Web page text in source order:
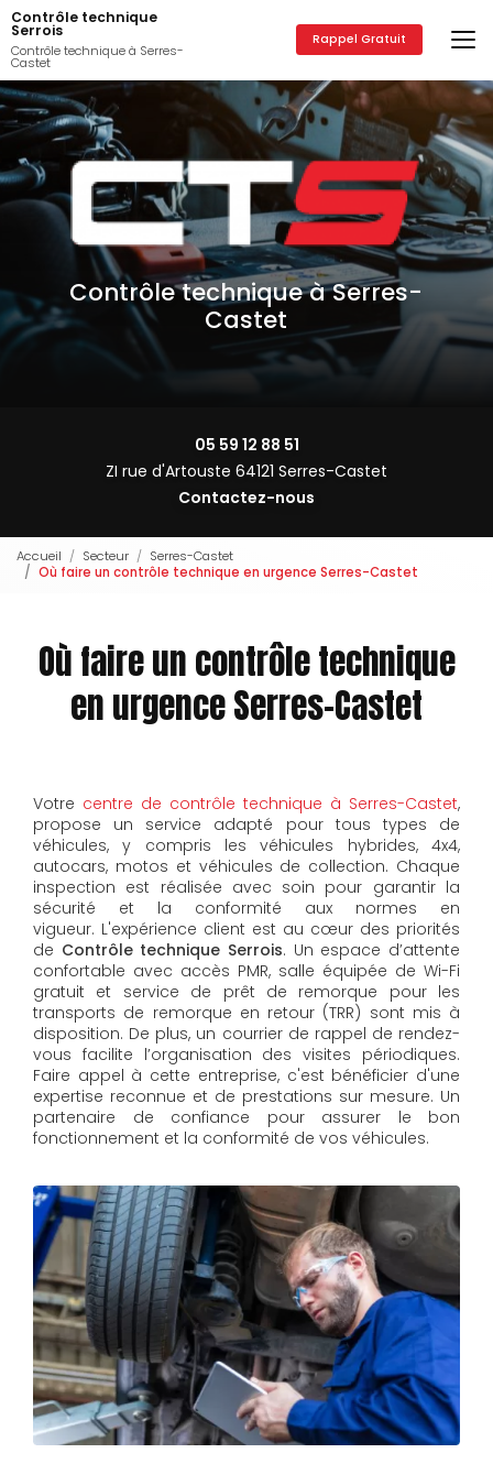
Aller
au
contenu
principal
Contrôle technique
Serrois
Contrôle technique à Serres-
Castet
Rappel Gratuit
Contrôle technique à Serres-
Castet
05 59 12 88 51
ZI rue d'Artouste 64121 Serres-Castet
Contactez-nous
Accueil Secteur
Serres-Castet
Où faire un contrôle technique en urgence Serres-Castet
Où faire un contrôle technique
en urgence Serres-Castet
Votre centre de contrôle technique à Serres-Castet,
propose un service adapté pour tous types de
véhicules, y compris les véhicules hybrides, 4x4,
autocars, motos et véhicules de collection. Chaque
inspection est réalisée avec soin pour garantir la
sécurité et la conformité aux normes en
vigueur. L'expérience client est au cœur des priorités
de Contrôle technique Serrois. Un espace d’attente
confortable avec accès PMR, salle équipée de Wi-Fi
gratuit et service de prêt de remorque pour les
transports de remorque en retour (TRR) sont mis à
disposition. De plus, un courrier de rappel de rendez-
vous facilite l’organisation des visites périodiques.
Faire appel à cette entreprise, c'est bénéficier d'une
expertise reconnue et de prestations sur mesure. Un
partenaire de confiance pour assurer le bon
fonctionnement et la conformité de vos véhicules.